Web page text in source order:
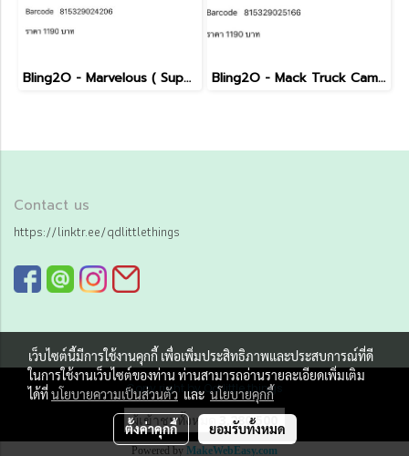
Bling2O - Marvelous ( Super Dude Blue ) Bling2O - Mack Truck Camo ( Blue Metal )
Contact us
https://linktr.ee/qdlittlethings
Copy right by Qd little things
ผู้เข้าชมทั้งหมด3,280,500
Powered by MakeWebEasy.com
เว็บไซต์นี้มีการใช้งานคุกกี้ เพื่อเพิ่มประสิทธิภาพและประสบการณ์ที่ดี
ในการใช้งานเว็บไซต์ของท่าน ท่านสามารถอ่านรายละเอียดเพิ่มเติม
ได้ที่นโยบายความเป็นส่วนตัว และ นโยบายคุกกี้
ตั้งค่าคุกกี้ ยอมรับทั้งหมด